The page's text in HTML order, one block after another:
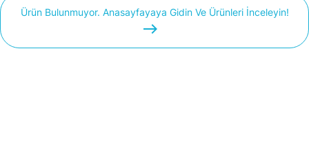
Ürün Bulunmuyor. Anasayfayaya Gidin Ve Ürünleri İnceleyin!
easts